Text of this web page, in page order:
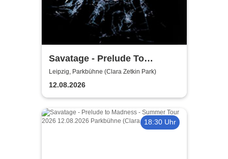
Savatage - Prelude To
Madness - Summer Tour 2026
Leipzig, Parkbühne (Clara Zetkin Park)
12.08.2026
18:30 Uhr